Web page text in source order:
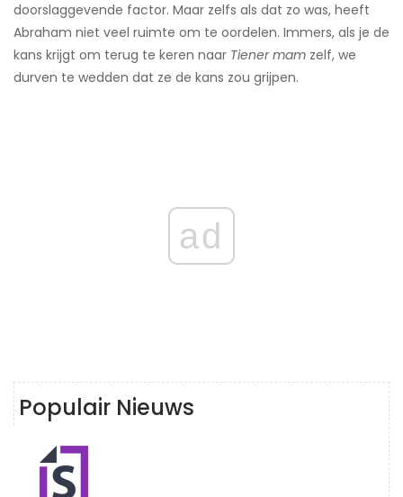
doorslaggevende factor. Maar zelfs als dat zo was, heeft
Abraham niet veel ruimte om te oordelen. Immers, als je de
kans krijgt om terug te keren naar Tiener mam zelf, we
durven te wedden dat ze de kans zou grijpen.
ad
Populair Nieuws